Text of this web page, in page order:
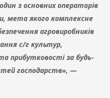
з основних операторів
мета якого комплексне
агровиробників
с/г культур,
прибутковості за будь-
господарств», —